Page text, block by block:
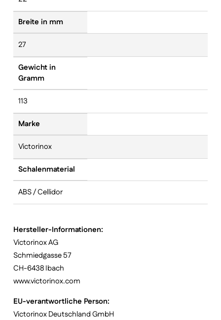
Breite in mm
27
Gewicht in
Gramm
113
Marke
Victorinox
Schalenmaterial
ABS / Cellidor
Hersteller-Informationen:
Victorinox AG
Schmiedgasse 57
CH-6438 Ibach
www.victorinox.com
EU-verantwortliche Person:
Victorinox Deutschland GmbH